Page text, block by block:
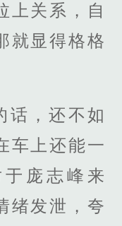
上关系，自
就显得格格
话，还不如
车上还能一
庞志峰来
绪发泄，夸